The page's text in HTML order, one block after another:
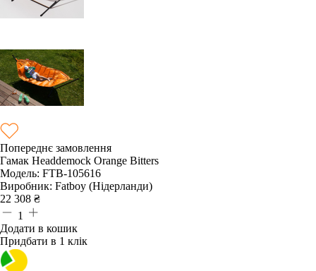
Попереднє замовлення
Гамак Headdemock Orange Bitters
Модель: FTB-105616
Виробник: Fatboy (Нідерланди)
22 308 ₴
1
Додати в кошик
Придбати в 1 клік